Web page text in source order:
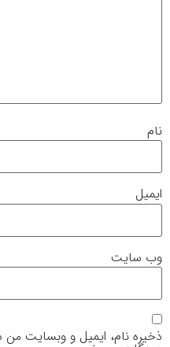
نام
ایمیل
وب‌ سایت
ذخیره نام، ایمیل و وبسایت من